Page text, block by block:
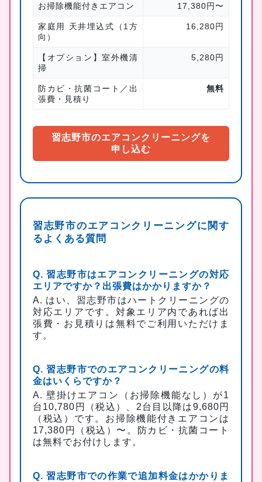
お掃除機能付きエアコン 17,380円〜
家庭用 天井埋込式（1方
向）
16,280円
【オプション】室外機清
掃
5,280円
防カビ・抗菌コート／出
張費・見積り
無料
習志野市のエアコンクリーニングを
申し込む
習志野市のエアコンクリーニングに関す
るよくある質問
Q. 習志野市はエアコンクリーニングの対応
エリアですか？出張費はかかりますか？
A. はい、習志野市はハートクリーニングの
対応エリアです。対象エリア内であれば出
張費・お見積りは無料でご利用いただけま
す。
Q. 習志野市でのエアコンクリーニングの料
金はいくらですか？
A. 壁掛けエアコン（お掃除機能なし）が1
台10,780円（税込）、2台目以降は9,680円
（税込）です。お掃除機能付きエアコンは
17,380円（税込）〜。防カビ・抗菌コート
は無料でお付けします。
Q. 習志野市での作業で追加料金はかかりま